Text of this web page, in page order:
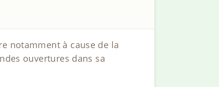
notamment à cause de la
ouvertures dans sa